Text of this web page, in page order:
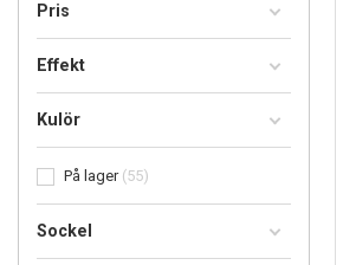
Pris
Effekt
Kulör
På lager 55
Sockel